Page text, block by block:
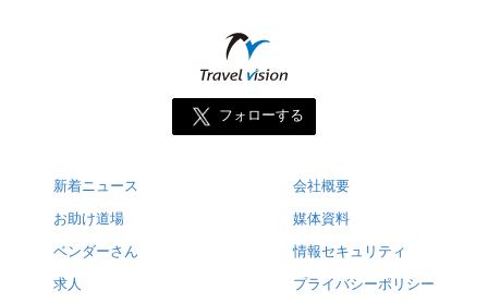
フォローする
新着ニュース
お助け道場
ベンダーさん
求人
会社概要
媒体資料
情報セキュリティ
プライバシーポリシー